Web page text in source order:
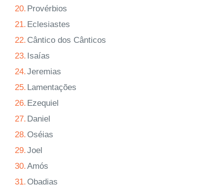
20. Provérbios
21. Eclesiastes
22. Cântico dos Cânticos
23. Isaías
24.Jeremias
25. Lamentações
26. Ezequiel
27. Daniel
28. Oséias
29.Joel
30.Amós
31. Obadias